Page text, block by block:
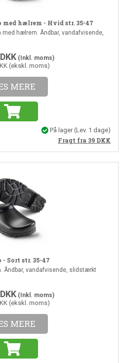
hælrem - Hvid str. 35-47
med hælrem. Åndbar, vandafvisende,
DKK(Inkl. moms)
(ekskl. moms)
MERE
På lager(Lev. 1 dage)
Fragt fra 39 DKK
Sort str. 35-47
Åndbar, vandafvisende, slidstærkt
DKK(Inkl. moms)
(ekskl. moms)
MERE